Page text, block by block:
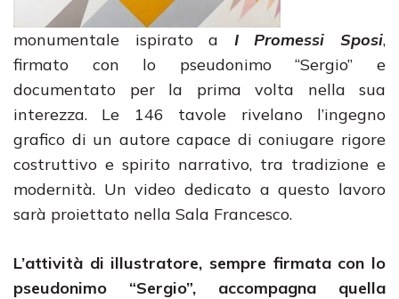
monumentale ispirato a I Promessi Sposi,
firmato con lo pseudonimo “Sergio” e
documentato per la prima volta nella sua
interezza. Le 146 tavole rivelano l’ingegno
grafico di un autore capace di coniugare rigore
costruttivo e spirito narrativo, tra tradizione e
modernità. Un video dedicato a questo lavoro
sarà proiettato nella Sala Francesco.
L’attività di illustratore, sempre firmata con lo
pseudonimo “Sergio”, accompagna quella